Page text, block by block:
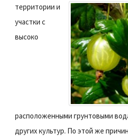
территории и
участки с
высоко
расположенными грунтовыми
других культур. По этой же